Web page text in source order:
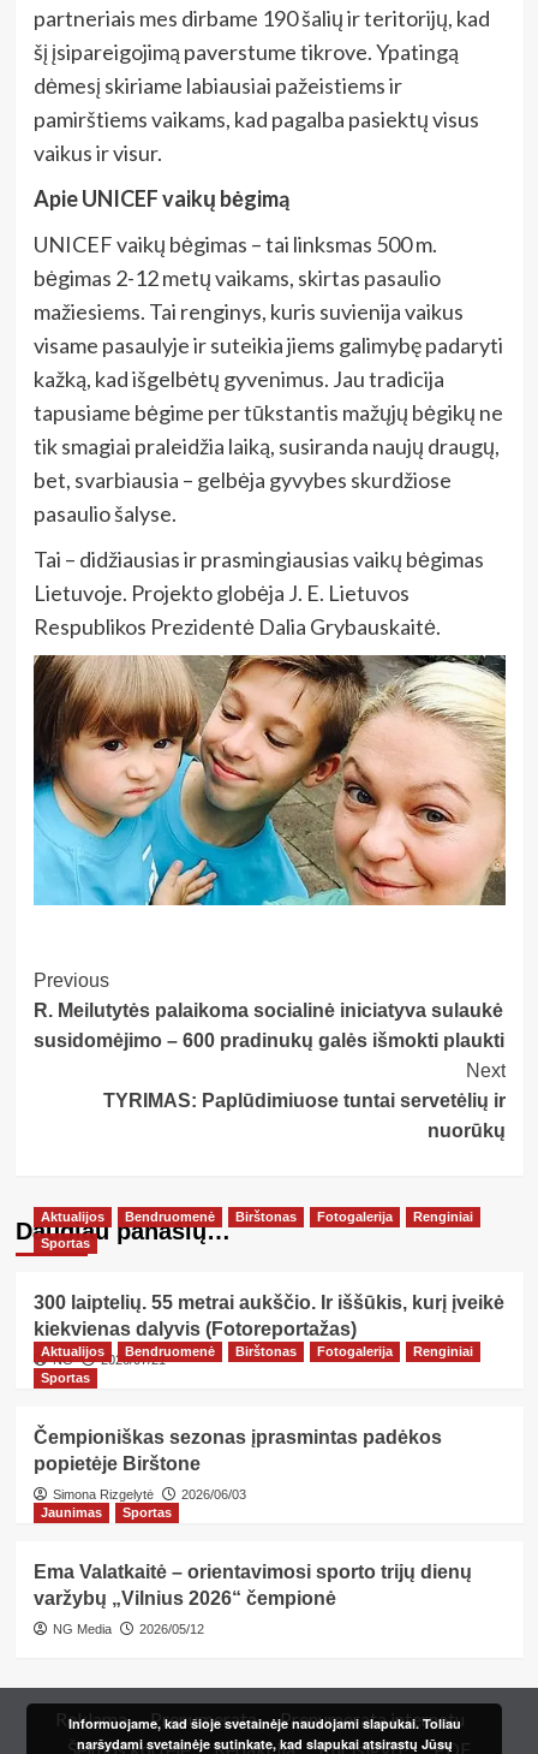
partneriais mes dirbame 190 šalių ir teritorijų, kad
šį įsipareigojimą paverstume tikrove. Ypatingą
dėmesį skiriame labiausiai pažeistiems ir
pamirštiems vaikams, kad pagalba pasiektų visus
vaikus ir visur.
Apie UNICEF vaikų bėgimą
UNICEF vaikų bėgimas – tai linksmas 500 m.
bėgimas 2-12 metų vaikams, skirtas pasaulio
mažiesiems. Tai renginys, kuris suvienija vaikus
visame pasaulyje ir suteikia jiems galimybę padaryti
kažką, kad išgelbėtų gyvenimus. Jau tradicija
tapusiame bėgime per tūkstantis mažųjų bėgikų ne
tik smagiai praleidžia laiką, susiranda naujų draugų,
bet, svarbiausia – gelbėja gyvybes skurdžiose
pasaulio šalyse.
Tai – didžiausias ir prasmingiausias vaikų bėgimas
Lietuvoje. Projekto globėja J. E. Lietuvos
Respublikos Prezidentė Dalia Grybauskaitė.
Post
Navigation
Previous
R. Meilutytės palaikoma socialinė iniciatyva sulaukė
susidomėjimo – 600 pradinukų galės išmokti plaukti
Next
TYRIMAS: Paplūdimiuose tuntai servetėlių ir
nuorūkų
Daugiau panašių…
Aktualijos Bendruomenė Birštonas Fotogalerija
Renginiai
Sportas
300 laiptelių. 55 metrai aukščio. Ir iššūkis, kurį įveikė
kiekvienas dalyvis (Fotoreportažas)
NG 2026/07/21
Aktualijos Bendruomenė Birštonas Fotogalerija
Renginiai
Sportas
Čempioniškas sezonas įprasmintas padėkos
popietėje Birštone
Simona Rizgelytė
2026/06/03
Jaunimas
Sportas
Ema Valatkaitė – orientavimosi sporto trijų dienų
varžybų „Vilnius 2026“ čempionė
NG Media 2026/05/12
Reklama Prenumerata
Prenumerata internetu
Šeimos kortelė
Redakcija Kur įsigyti? PDF
Informuojame, kad šioje svetainėje naudojami slapukai. Toliau
naršydami svetainėje sutinkate, kad slapukai atsirastų Jūsų